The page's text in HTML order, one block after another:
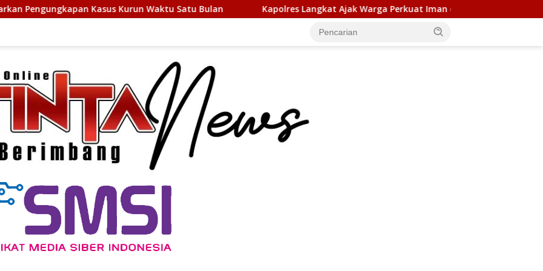
Kurun Waktu Satu Bulan Kapolres Langkat Ajak Warga Perkuat Iman dan Perangi Narkoba Lewat Safari Jum’at